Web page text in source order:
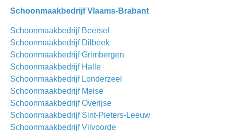
Schoonmaakbedrijf Vlaams-Brabant
Schoonmaakbedrijf Beersel
Schoonmaakbedrijf Dilbeek
Schoonmaakbedrijf Grimbergen
Schoonmaakbedrijf Halle
Schoonmaakbedrijf Londerzeel
Schoonmaakbedrijf Meise
Schoonmaakbedrijf Overijse
Schoonmaakbedrijf Sint-Pieters-Leeuw
Schoonmaakbedrijf Vilvoorde